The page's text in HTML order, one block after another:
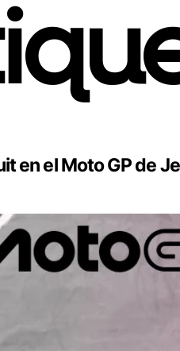
en el Moto GP de